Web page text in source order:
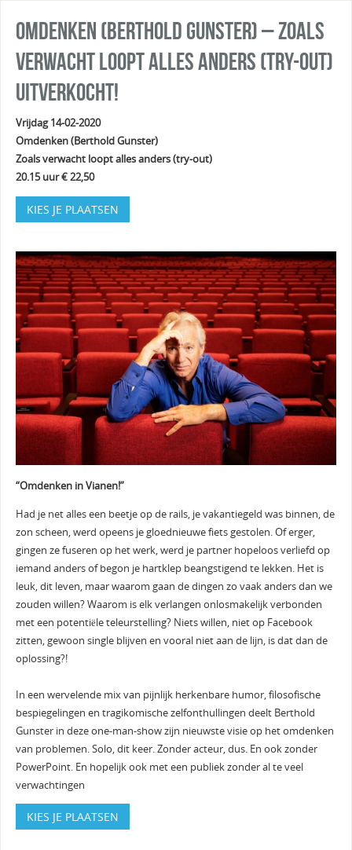
Omdenken (Berthold Gunster) – Zoals
verwacht loopt alles anders (try-out)
Uitverkocht!
Vrijdag 14-02-2020
Omdenken (Berthold Gunster)
Zoals verwacht loopt alles anders (try-out)
20.15 uur € 22,50
KIES JE PLAATSEN
“Omdenken in Vianen!”
Had je net alles een beetje op de rails, je vakantiegeld was binnen, de
zon scheen, werd opeens je gloednieuwe fiets gestolen. Of erger,
gingen ze fuseren op het werk, werd je partner hopeloos verliefd op
iemand anders of begon je hartklep beangstigend te lekken. Het is
leuk, dit leven, maar waarom gaan de dingen zo vaak anders dan we
zouden willen? Waarom is elk verlangen onlosmakelijk verbonden
met een potentiële teleurstelling? Niets willen, niet op Facebook
zitten, gewoon single blijven en vooral niet aan de lijn, is dat dan de
oplossing?!
In een wervelende mix van pijnlijk herkenbare humor, filosofische
bespiegelingen en tragikomische zelfonthullingen deelt Berthold
Gunster in deze one-man-show zijn nieuwste visie op het omdenken
van problemen. Solo, dit keer. Zonder acteur, dus. En ook zonder
PowerPoint. En hopelijk ook met een publiek zonder al te veel
verwachtingen
KIES JE PLAATSEN